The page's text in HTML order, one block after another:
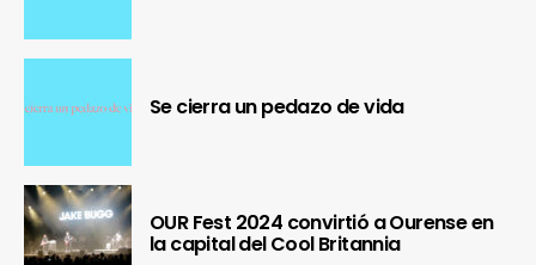
Se cierra un pedazo de vida
OUR Fest 2024 convirtió a Ourense en
la capital del Cool Britannia